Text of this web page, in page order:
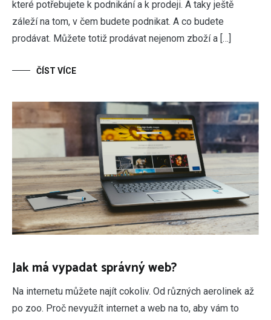
které potřebujete k podnikání a k prodeji. A taky ještě
záleží na tom, v čem budete podnikat. A co budete
prodávat. Můžete totiž prodávat nejenom zboží a […]
ČÍST VÍCE
Jak má vypadat správný web?
Na internetu můžete najít cokoliv. Od různých aerolinek až
po zoo. Proč nevyužít internet a web na to, aby vám to